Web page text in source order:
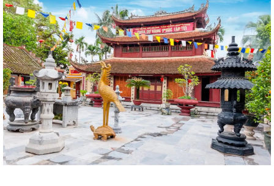
TUỔI TRẺ PHƯỜNG HỒNG BÀNG TỔ CHỨC CHƯƠNG TRÌNH NÓI
CHUYỆN TRUYỀN THỐNG NHÂN KỶ NIỆM 79 NĂM NGÀY...
Đồng chí Nguyễn Văn Tuấn, Bí thư Đảng ủy phường Hồng Bàng được
Chủ tịch UBND thành phố tặng Bằng...
Đoàn lãnh đạo Đảng uỷ - HĐND - UBND - UBMTQ Việt Nam phường
Hồng Bàng thăm và tặng quà các gia đình...
PHƯỜNG HỒNG BÀNG PHỐI HỢP VỚI CÁC ĐƠN VỊ, DOANH NGHIỆP VÀ
CÁC NHÀ HẢO TÂM TỔ CHỨC TẶNG QUÀ TRI ÂN...